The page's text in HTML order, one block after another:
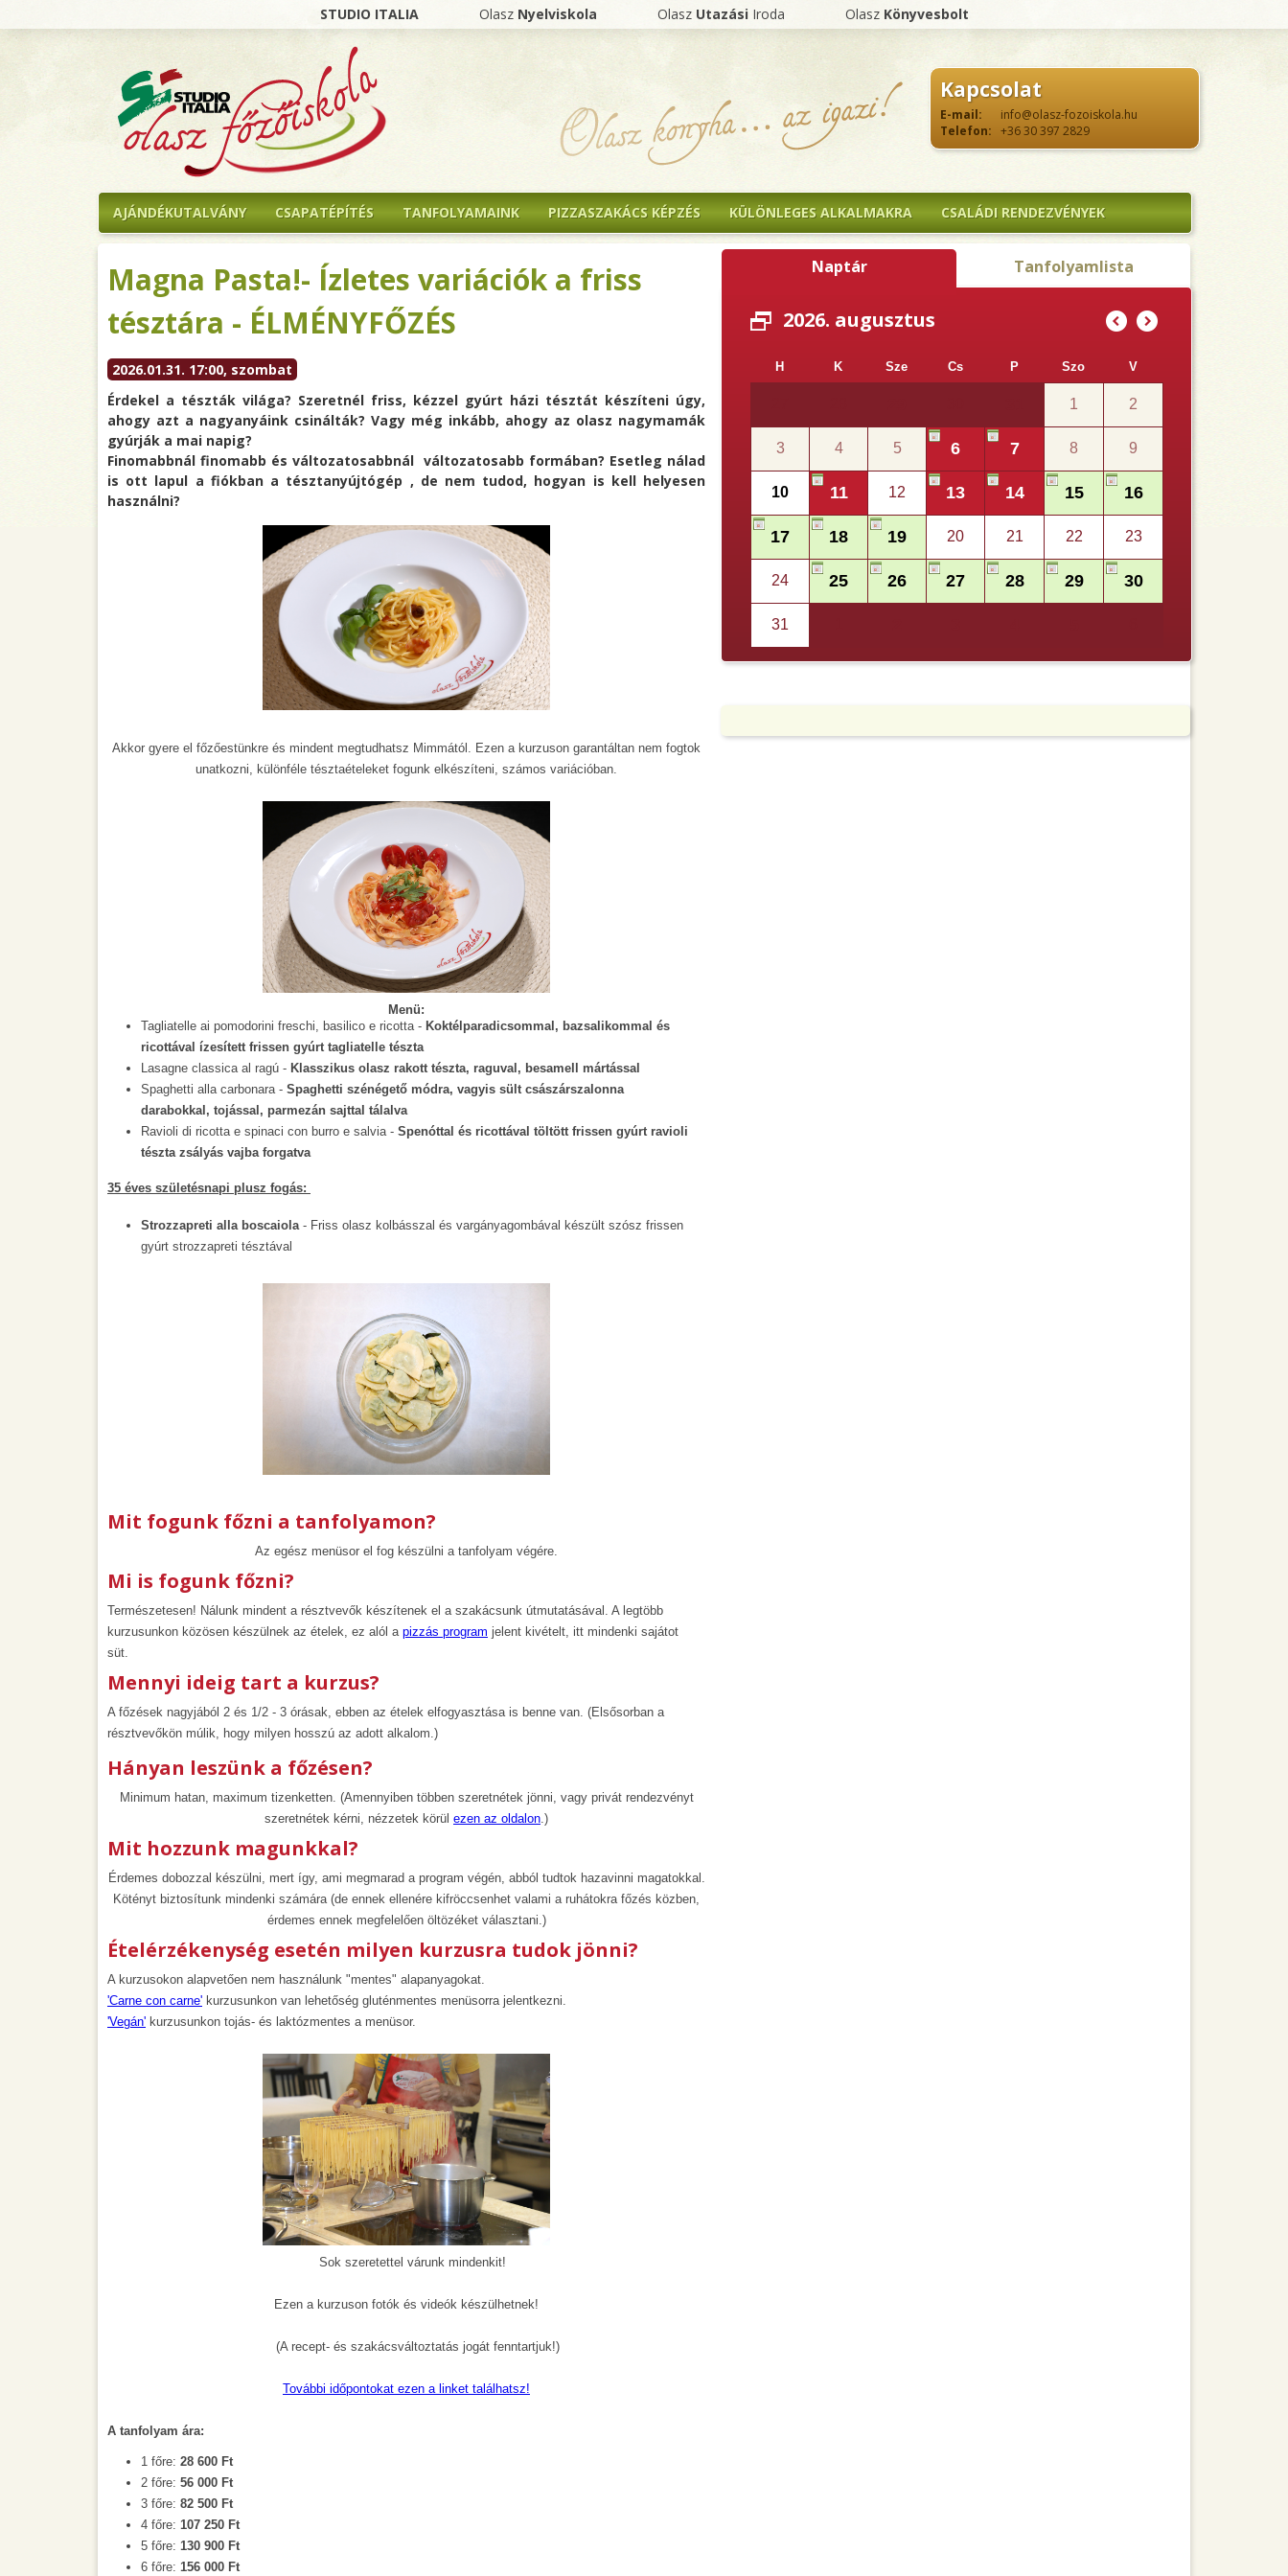
STUDIO ITALIA Olasz Nyelviskola Olasz UtazásiIroda Olasz Könyvesbolt
Kapcsolat
E-mail:
info@olasz-fozoiskola.hu
Telefon: +36 30 397 2829
AJÁNDÉKUTALVÁNY CSAPATÉPÍTÉS TANFOLYAMAINK PIZZASZAKÁCS KÉPZÉS KÜLÖNLEGES ALKALMAKRA CSALÁDI RENDEZVÉNYEK
Magna Pasta!- Ízletes variációk a friss
tésztára - ÉLMÉNYFŐZÉS
2026.01.31. 17:00, szombat
Érdekel a tészták világa? Szeretnél friss, kézzel gyúrt házi tésztát készíteni úgy,
ahogy azt a nagyanyáink csinálták? Vagy még inkább, ahogy az olasz nagymamák
gyúrják a mai napig?
Finomabbnál finomabb és változatosabbnál változatosabb formában? Esetleg nálad
is ott lapul a fiókban a tésztanyújtógép , de nem tudod, hogyan is kell helyesen
használni?
Akkor gyere el főzőestünkre és mindent megtudhatsz Mimmától. Ezen a kurzuson garantáltan nem fogtok
unatkozni, különféle tésztaételeket fogunk elkészíteni, számos variációban.
Menü:
Tagliatelle ai pomodorini freschi, basilico e ricotta - Koktélparadicsommal, bazsalikommal és
ricottával ízesített frissen gyúrt tagliatelle tészta
Lasagne classica al ragú - Klasszikus olasz rakott tészta, raguval, besamell mártással
Spaghetti alla carbonara - Spaghetti szénégető módra, vagyis sült császárszalonna
darabokkal, tojással, parmezán sajttal tálalva
Ravioli di ricotta e spinaci con burro e salvia - Spenóttal és ricottával töltött frissen gyúrt ravioli
tészta zsályás vajba forgatva
35 éves születésnapi plusz fogás:
Strozzapreti alla boscaiola- Friss olasz kolbásszal és vargányagombával készült szósz frissen
gyúrt strozzapreti tésztával
Mit fogunk főzni a tanfolyamon?
Az egész menüsor el fog készülni a tanfolyam végére.
Mi is fogunk főzni?
Természetesen! Nálunk mindent a résztvevők készítenek el a szakácsunk útmutatásával. A legtöbb
kurzusunkon közösen készülnek az ételek, ez alól a pizzás program jelent kivételt, itt mindenki sajátot
süt.
Mennyi ideig tart a kurzus?
A főzések nagyjából 2 és 1/2 - 3 órásak, ebben az ételek elfogyasztása is benne van. (Elsősorban a
résztvevőkön múlik, hogy milyen hosszú az adott alkalom.)
Hányan leszünk a főzésen?
Minimum hatan, maximum tizenketten. (Amennyiben többen szeretnétek jönni, vagy privát rendezvényt
szeretnétek kérni, nézzetek körül ezen az oldalon.)
Mit hozzunk magunkkal?
Érdemes dobozzal készülni, mert így, ami megmarad a program végén, abból tudtok hazavinni magatokkal.
Kötényt biztosítunk mindenki számára (de ennek ellenére kifröccsenhet valami a ruhátokra főzés közben,
érdemes ennek megfelelően öltözéket választani.)
Ételérzékenység esetén milyen kurzusra tudok jönni?
A kurzusokon alapvetően nem használunk "mentes" alapanyagokat.
'Carne con carne' kurzusunkon van lehetőség gluténmentes menüsorra jelentkezni.
'Vegán' kurzusunkon tojás- és laktózmentes a menüsor.
Sok szeretettel várunk mindenkit!
Ezen a kurzuson fotók és videók készülhetnek!
(A recept- és szakácsváltoztatás jogát fenntartjuk!)
További időpontokat ezen a linket találhatsz!
A tanfolyam ára:
1 főre: 28 600 Ft
2 főre: 56 000 Ft
3 főre: 82 500 Ft
4 főre: 107 250 Ft
5 főre: 130 900 Ft
6 főre: 156 000 Ft
Naptár Tanfolyamlista
2026. augusztus )
(
H K Sze Cs P Szo V
1 2
3 4 5 6 7 8 9
10 11 12 13 14 15 16
17 18 19 20 21 22 23
24 25 26 27 28 29 30
31